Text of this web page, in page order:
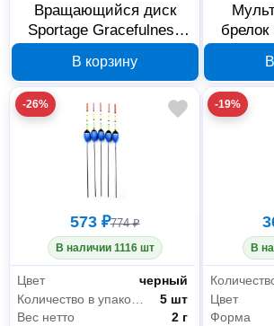
Вращающийся диск
Sportage Gracefulness
267-950
В корзину
-26%
573 ₽774 ₽
В наличии 1116 шт
Цвет
черный
5 шт
Вес нетто
2 г
-19%
В
Цвет
Форма